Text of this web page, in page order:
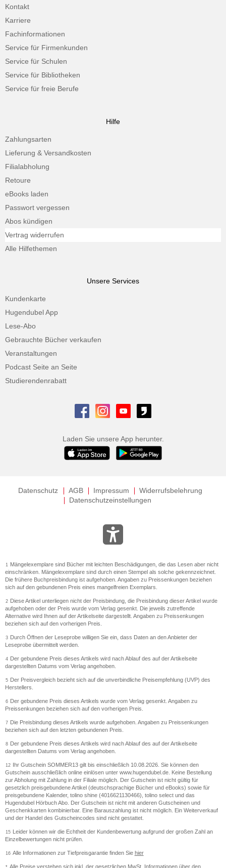
Kontakt
Karriere
Fachinformationen
Service für Firmenkunden
Service für Schulen
Service für Bibliotheken
Service für freie Berufe
Hilfe
Zahlungsarten
Lieferung & Versandkosten
Filialabholung
Retoure
eBooks laden
Passwort vergessen
Abos kündigen
Vertrag widerrufen
Alle Hilfethemen
Unsere Services
Kundenkarte
Hugendubel App
Lese-Abo
Gebrauchte Bücher verkaufen
Veranstaltungen
Podcast Seite an Seite
Studierendenrabatt
Laden Sie unsere App herunter.
Datenschutz AGB Impressum
Widerrufsbelehrung
Datenschutzeinstellungen
1 Mängelexemplare sind Bücher mit leichten Beschädigungen, die das Lesen aber nicht
einschränken. Mängelexemplare sind durch einen Stempel als solche gekennzeichnet.
Die frühere Buchpreisbindung ist aufgehoben. Angaben zu Preissenkungen beziehen
sich auf den gebundenen Preis eines mangelfreien Exemplars.
2
Diese Artikel unterliegen nicht der Preisbindung, die Preisbindung dieser Artikel wurde
aufgehoben oder der Preis wurde vom Verlag gesenkt. Die jeweils zutreffende
Alternative wird Ihnen auf der Artikelseite dargestellt. Angaben zu Preissenkungen
beziehen sich auf den vorherigen Preis.
3
Durch Öffnen der Leseprobe willigen Sie ein, dass Daten an den Anbieter der
Leseprobe übermittelt werden.
4
Der gebundene Preis dieses Artikels wird nach Ablauf des auf der Artikelseite
dargestellten Datums vom Verlag angehoben.
5
Der Preisvergleich bezieht sich auf die unverbindliche Preisempfehlung (UVP) des
Herstellers.
6
Der gebundene Preis dieses Artikels wurde vom Verlag gesenkt. Angaben zu
Preissenkungen beziehen sich auf den vorherigen Preis.
7
Die Preisbindung dieses Artikels wurde aufgehoben. Angaben zu Preissenkungen
beziehen sich auf den letzten gebundenen Preis.
8
Der gebundene Preis dieses Artikels wird nach Ablauf des auf der Artikelseite
dargestellten Datums vom Verlag angehoben.
12
Ihr Gutschein SOMMER13 gilt bis einschließlich 10.08.2026. Sie können den
Gutschein ausschließlich online einlösen unter www.hugendubel.de. Keine Bestellung
zur Abholung mit Zahlung in der Filiale möglich. Der Gutschein ist nicht gültig für
gesetzlich preisgebundene Artikel (deutschsprachige Bücher und eBooks) sowie für
preisgebundene Kalender, tolino shine (4016621130466), tolino select und das
Hugendubel Hörbuch Abo. Der Gutschein ist nicht mit anderen Gutscheinen und
Geschenkkarten kombinierbar. Eine Barauszahlung ist nicht möglich. Ein Weiterverkauf
und der Handel des Gutscheincodes sind nicht gestattet.
15
Leider können wir die Echtheit der Kundenbewertung aufgrund der großen Zahl an
Einzelbewertungen nicht prüfen.
16 Alle Informationen zur Tiefpreisgarantie finden Sie hier
Alle Preise verstehen sich inkl. der gesetzlichen MwSt. Informationen über den